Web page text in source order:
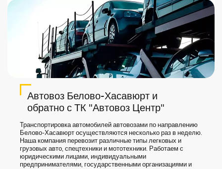
Автовоз Белово-Хасавюрт и
обратно с ТК "Автовоз Центр"
Транспортировка автомобилей автовозами по направлению
Белово-Хасавюрт осуществляются несколько раз в неделю.
Наша компания перевозит различные типы легковых и
грузовых авто, спецтехники и мототехники. Работаем с
юридическими лицами, индивидуальными
предпринимателями, государственными организациями и